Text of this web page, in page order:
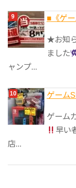
■《ゲ
★お知
ました
ャンプ...
ゲーム
ゲーム
早い
店...